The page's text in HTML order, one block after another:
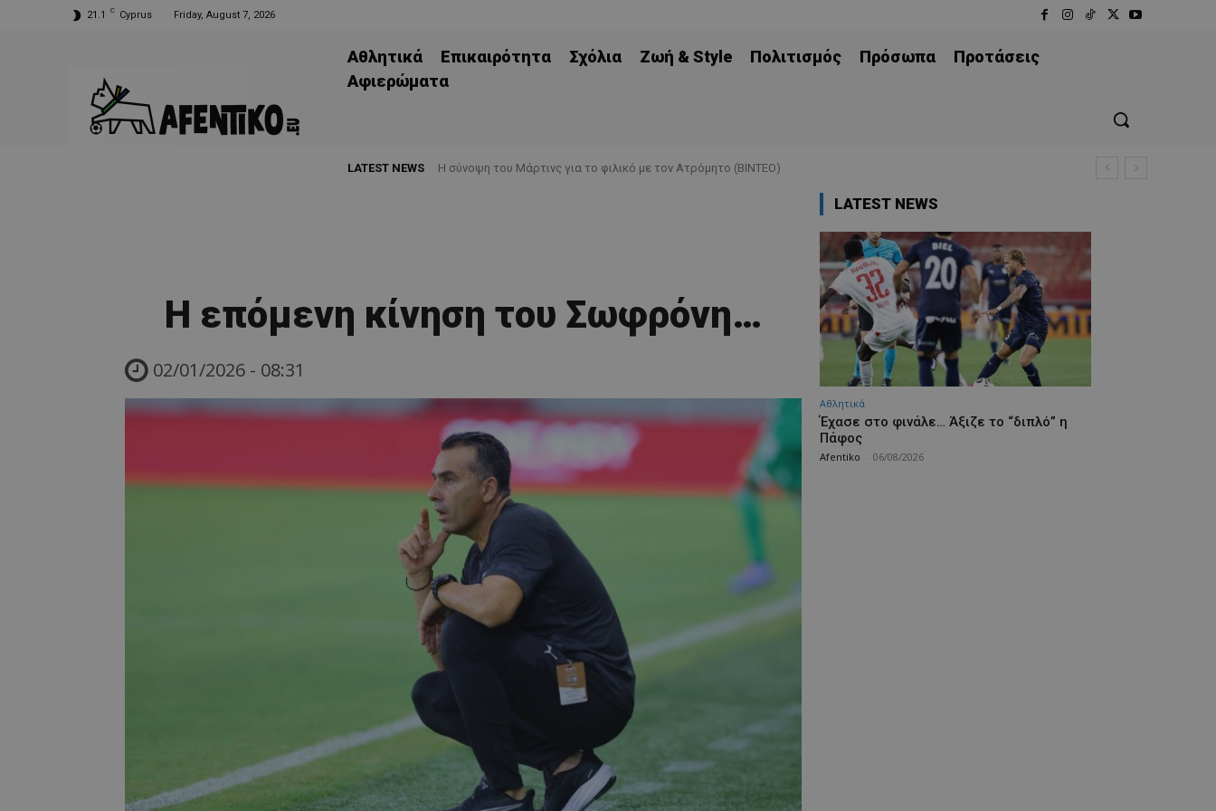
21.1 C Cyprus Friday, August 7, 2026
Αθλητικά Επικαιρότητα Σχόλια Ζωή & Style Πολιτισμός Πρόσωπα
Προτάσεις
Aφιερώματα
LATEST NEWS H σύνοψη του Μάρτινς για το φιλικό με τον Ατρόμητο (ΒΙΝΤΕΟ)
Η επόμενη κίνηση του Σωφρόνη…
02/01/2026 - 08:31
LATEST NEWS
Αθλητικά
Έχασε στο φινάλε… Άξιζε το “διπλό” η
Πάφος
Afentiko 06/08/2026